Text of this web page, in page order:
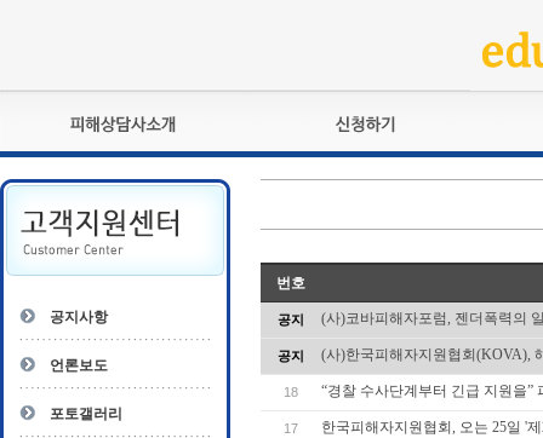
피해상담사란?
자격관리규정
상담사 자격증 확인
- 피해상담사 1급
- 전문수련감독자
- 전문수련기관
교육훈련
자격심사
자격복원
공지사항
언론보도
포토갤러리
번호
공지 (사)코바피해자포럼, 젠더폭력의
공지 (사)한국피해자지원협회(KOVA),
18 “경찰 수사단계부터 긴급 지원을”
17 한국피해자지원협회, 오는 25일 '